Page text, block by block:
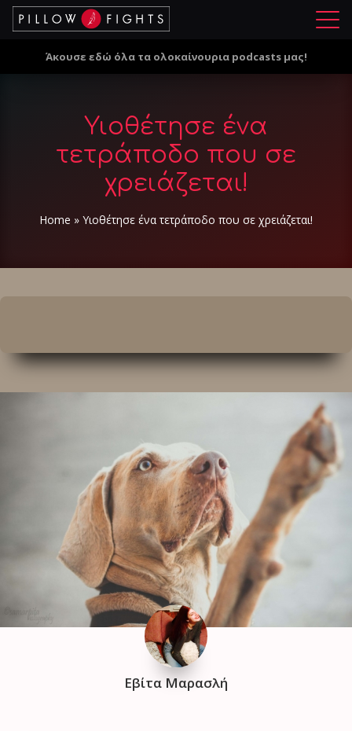
Μ
ο
Άκουσε εδώ όλα τα ολοκαίνουρια podcasts μας!
Υιοθέτησε ένα
τετράποδο που σε
χρειάζεται!
Home » Υιοθέτησε ένα τετράποδο που σε χρειάζεται!
Εβίτα Μαρασλή